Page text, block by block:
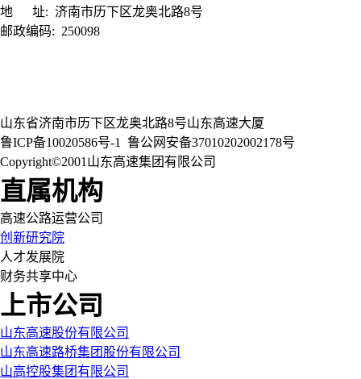
地 址: 济南市历下区龙奥北路8号
邮政编码: 250098
山东省济南市历下区龙奥北路8号山东高速大厦
鲁ICP备10020586号-1
鲁公网安备37010202002178号
Copyright©2001山东高速集团有限公司
直属机构
高速公路运营公司
创新研究院
人才发展院
财务共享中心
上市公司
山东高速股份有限公司
山东高速路桥集团股份有限公司
山高控股集团有限公司